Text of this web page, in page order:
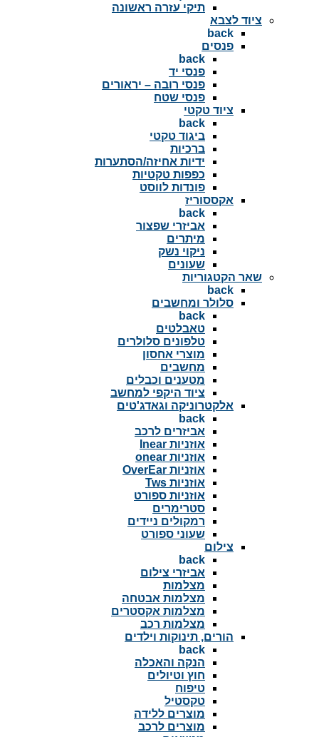
תיקי עזרה ראשונה
ציוד לצבא
back
פנסים
back
פנסי יד
פנסי רובה – יראורים
פנסי שטח
ציוד טקטי
back
ביגוד טקטי
ברכיות
ידיות אחיזה/הסתערות
כפפות טקטיות
פונדות לווסט
אקססוריז
back
אביזרי שפצור
מיתרים
ניקוי נשק
שעונים
שאר הקטגוריות
back
סלולר ומחשבים
back
טאבלטים
טלפונים סלולרים
מוצרי אחסון
מחשבים
מטענים וכבלים
ציוד היקפי למחשב
אלקטרוניקה וגאדג'טים
back
אביזרים לרכב
אוזניות Inear
אוזניות onear
אוזניות OverEar
אוזניות Tws
אוזניות ספורט
סטרימרים
רמקולים ניידים
שעוני ספורט
צילום
back
אביזרי צילום
מצלמות
מצלמות אבטחה
מצלמות אקסטרים
מצלמות רכב
הורים, תינוקות וילדים
back
הנקה והאכלה
חוץ וטיולים
טיפוח
טקסטיל
מוצרים ללידה
מוצרים לרכב